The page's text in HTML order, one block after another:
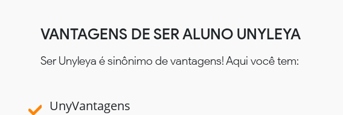
VANTAGENS DE SER ALUNO UNYLEYA
Ser Unyleya é sinônimo de vantagens! Aqui você tem:
UnyVantagens